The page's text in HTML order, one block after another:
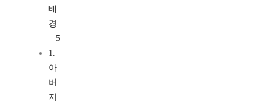
배
경
= 5
1.
아
버
지